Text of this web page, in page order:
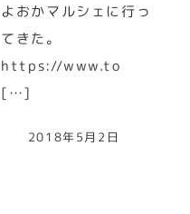
よおかマルシェに行っ
てきた。
https://www.to
[…]
2018年5月2日